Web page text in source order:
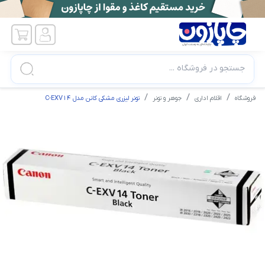
جستجو در فروشگاه ...
فروشگاه اقلام اداری جوهر و تونر تونر لیزری مشکی کانن مدل C-EXV14